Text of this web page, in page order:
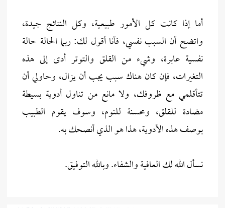
أما إذا كانت كل الأمور طبيعية، وكل النتائج جيدة،
واتضح أن السبب نفسي، فأنا أقول لك: ربما الحالة حالة
نفسية عابرة، وشيء من القلق والتوتر أدى إلى هذه
التغيرات، فإن كان هناك سبب يجب أن يزال، وحاولي أن
تتأقلمي مع ظروفك، ولا مانع من تناول أدوية بسيطة
مضادة للقلق، ومحسنة للنوم، وسوف يقوم الطبيب
بوصف هذه الأدوية، هذا هو الذي أنصحك به.
نسأل الله لك العافية والشفاء. وبالله التوفيق.